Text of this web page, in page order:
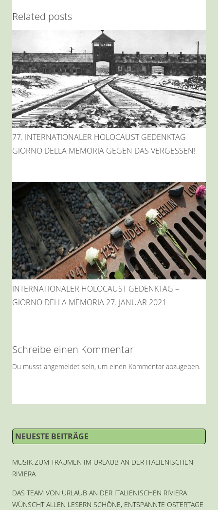
Related posts
77. INTERNATIONALER HOLOCAUST GEDENKTAG
GIORNO DELLA MEMORIA GEGEN DAS VERGESSEN!
INTERNATIONALER HOLOCAUST GEDENKTAG –
GIORNO DELLA MEMORIA 27. JANUAR 2021
Schreibe einen Kommentar
Du musst angemeldet sein, um einen Kommentar abzugeben.
NEUESTE BEITRÄGE
MUSIK ZUM TRÄUMEN IM URLAUB AN DER ITALIENISCHEN
RIVIERA
DAS TEAM VON URLAUB AN DER ITALIENISCHEN RIVIERA
WÜNSCHT ALLEN LESERN SCHÖNE, ENTSPANNTE OSTERTAGE